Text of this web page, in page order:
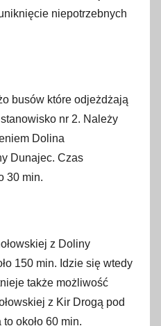
niepotrzebnych
busów które odjeżdżają
nr 2. Należy
Dolina
Dunajec. Czas
30 min.
z Doliny
150 min. Idzie się wtedy
także możliwość
z Kir Drogą pod
około 60 min.